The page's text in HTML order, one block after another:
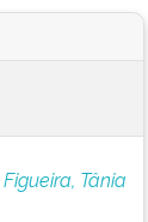
Figueira, Tânia